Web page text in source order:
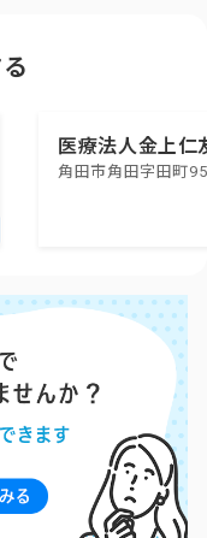
医療法人金上仁
支援事業所ゆう
角田市角田字田町95